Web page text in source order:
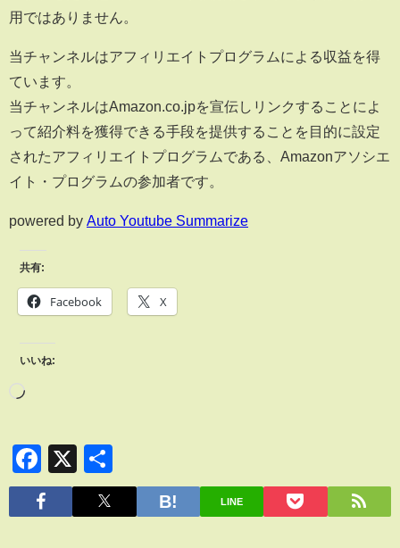
用ではありません。
当チャンネルはアフィリエイトプログラムによる収益を得
ています。
当チャンネルはAmazon.co.jpを宣伝しリンクすることによ
って紹介料を獲得できる手段を提供することを目的に設定
されたアフィリエイトプログラムである、Amazonアソシエ
イト・プログラムの参加者です。
powered by Auto Youtube Summarize
共有:
Facebook X
いいね:
Facebook
X
有
LINE